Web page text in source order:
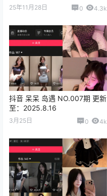
25年11月28日 0 4.3k
抖音 呆呆 岛遇 NO.007期 更新
至：2025.8.16
3月25日 0 4k